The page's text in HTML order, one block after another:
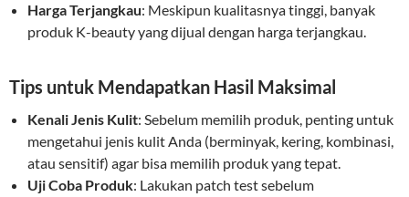
Harga Terjangkau: Meskipun kualitasnya tinggi, banyak
produk K-beauty yang dijual dengan harga terjangkau.
Tips untuk Mendapatkan Hasil Maksimal
Kenali Jenis Kulit: Sebelum memilih produk, penting untuk
mengetahui jenis kulit Anda (berminyak, kering, kombinasi,
atau sensitif) agar bisa memilih produk yang tepat.
Uji Coba Produk: Lakukan patch test sebelum